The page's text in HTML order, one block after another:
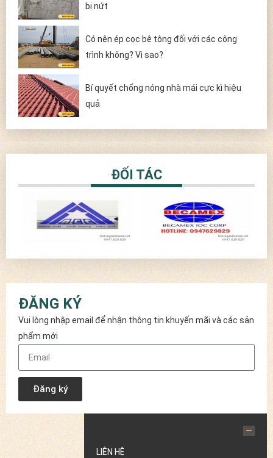
bị nứt
Có nên ép cọc bê tông đối với các công
trình không? Vì sao?
Bí quyết chống nóng nhà mái cực kì hiệu
quả
ĐỐI TÁC
ĐĂNG KÝ
Vui lòng nhập email để nhận thông tin khuyến mãi và các sản
phẩm mới
Đăng ký
LIÊN HỆ